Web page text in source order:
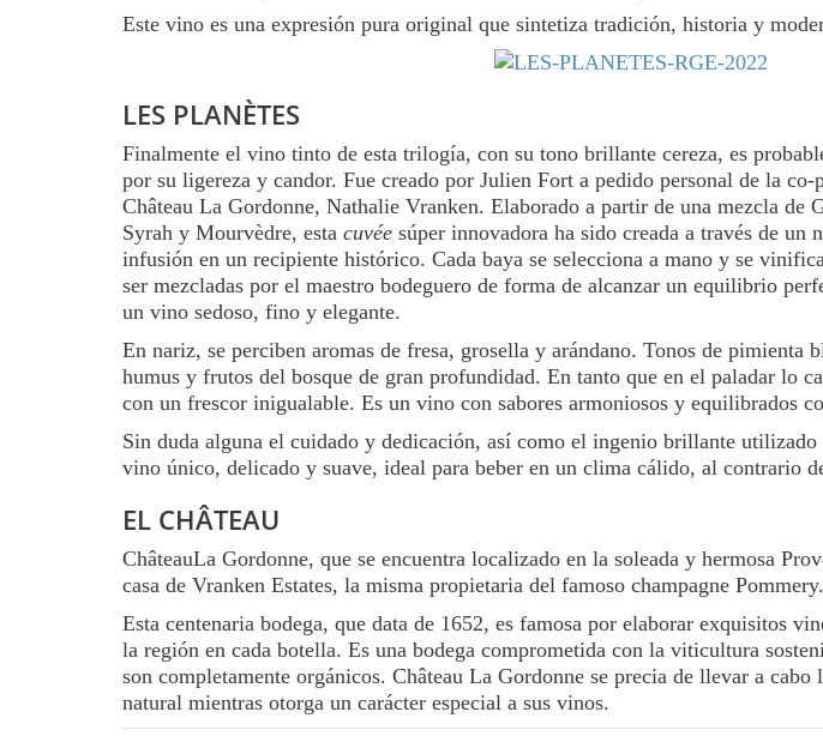
Este vino es una expresión pura original que sintetiza tradición, historia y
LES PLANÈTES
Finalmente el vino tinto de esta trilogía, con su tono brillante cereza, es
por su ligereza y candor. Fue creado por Julien Fort a pedido personal de la
Château La Gordonne, Nathalie Vranken. Elaborado a partir de una mezcla de
Syrah y Mourvèdre, esta cuvée súper innovadora ha sido creada a través de un
infusión en un recipiente histórico. Cada baya se selecciona a mano y se
ser mezcladas por el maestro bodeguero de forma de alcanzar un equilibrio
un vino sedoso, fino y elegante.
En nariz, se perciben aromas de fresa, grosella y arándano. Tonos de pimienta
humus y frutos del bosque de gran profundidad. En tanto que en el paladar lo
con un frescor inigualable. Es un vino con sabores armoniosos y equilibrados
Sin duda alguna el cuidado y dedicación, así como el ingenio brillante utilizado
vino único, delicado y suave, ideal para beber en un clima cálido, al contrario
EL CHÂTEAU
ChâteauLa Gordonne, que se encuentra localizado en la soleada y hermosa
casa de Vranken Estates, la misma propietaria del famoso champagne Pommery.
Esta centenaria bodega, que data de 1652, es famosa por elaborar exquisitos
la región en cada botella. Es una bodega comprometida con la viticultura
son completamente orgánicos. Château La Gordonne se precia de llevar a cabo
natural mientras otorga un carácter especial a sus vinos.